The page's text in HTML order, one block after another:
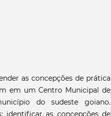
as concepções de prática
em um Centro Municipal de
do sudeste goiano.
identificar as concepções de